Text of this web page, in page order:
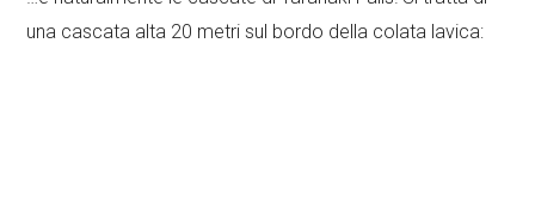
una cascata alta 20 metri sul bordo della colata lavica: